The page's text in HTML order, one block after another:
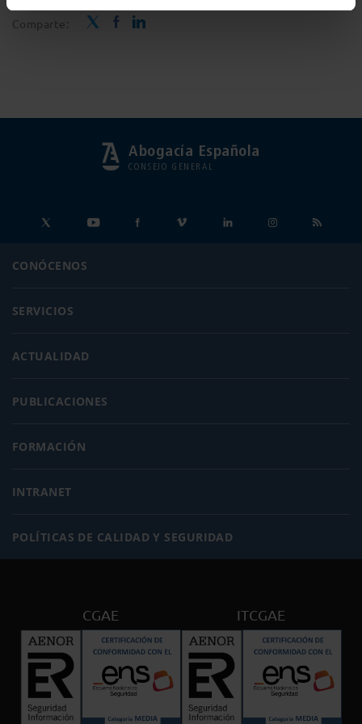
Comparte:
Abogacía Española
CONSEJO GENERAL
CONÓCENOS
SERVICIOS
ACTUALIDAD
PUBLICACIONES
FORMACIÓN
INTRANET
POLÍTICAS DE CALIDAD Y SEGURIDAD
CGAE ITCGAE